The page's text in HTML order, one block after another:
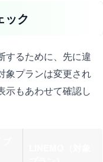
ック
するために、先に違
象プランは変更され
示もあわせて確認し